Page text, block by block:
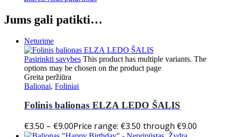
Jums gali patikti…
Neturime
Pasirinkti savybes This product has multiple variants. The
options may be chosen on the product page
Greita peržiūra
Balionai, Foliniai
Folinis balionas ELZA LEDO ŠALIS
€3.50 – €9.00Price range: €3.50 through €9.00